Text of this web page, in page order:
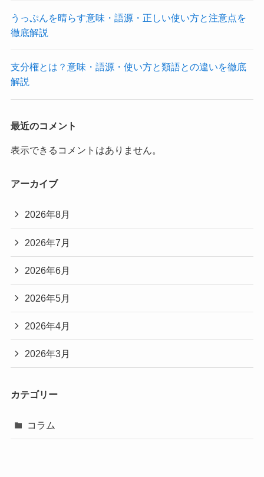
うっぷんを晴らす意味・語源・正しい使い方と注意点を
徹底解説
支分権とは？意味・語源・使い方と類語との違いを徹底
解説
最近のコメント
表示できるコメントはありません。
アーカイブ
2026年8月
2026年7月
2026年6月
2026年5月
2026年4月
2026年3月
カテゴリー
コラム